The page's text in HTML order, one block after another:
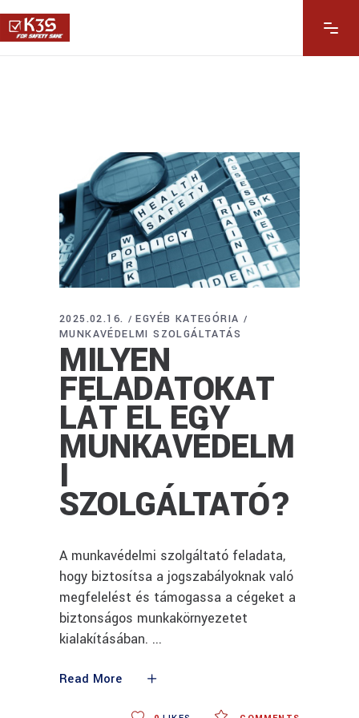
2025.02.16.
EGYÉB KATEGÓRIA
MUNKAVÉDELMI SZOLGÁLTATÁS
MILYEN
FELADATOKAT
LÁT EL EGY
MUNKAVÉDELM
I
SZOLGÁLTATÓ?
A munkavédelmi szolgáltató feladata,
hogy biztosítsa a jogszabályoknak való
megfelelést és támogassa a cégeket a
biztonságos munkakörnyezetet
kialakításában.
Read More